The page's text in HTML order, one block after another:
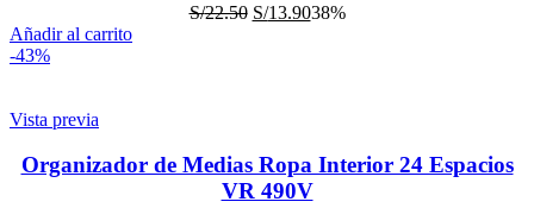
S/22.50 S/13.9038%
Añadir al carrito
-43%
Vista previa
Organizador de Medias Ropa Interior 24 Espacios
VR 490V